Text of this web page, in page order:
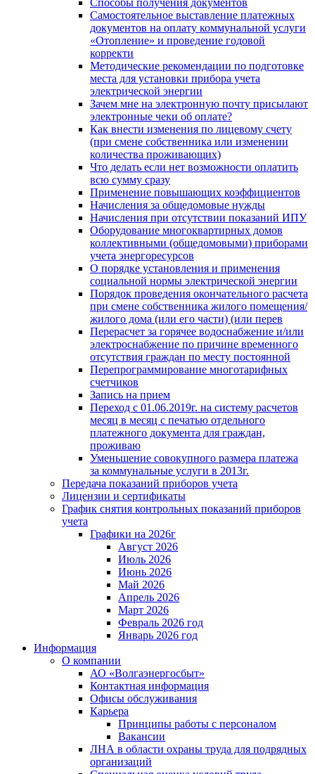
Способы получения документов
Самостоятельное выставление платежных
документов на оплату коммунальной услуги
«Отопление» и проведение годовой
корректи
Методические рекомендации по подготовке
места для установки прибора учета
электрической энергии
Зачем мне на электронную почту присылают
электронные чеки об оплате?
Как внести изменения по лицевому счету
(при смене собственника или изменении
количества проживающих)
Что делать если нет возможности оплатить
всю сумму сразу
Применение повышающих коэффициентов
Начисления за общедомовые нужды
Начисления при отсутствии показаний ИПУ
Оборудование многоквартирных домов
коллективными (общедомовыми) приборами
учета энергоресурсов
О порядке установления и применения
социальной нормы электрической энергии
Порядок проведения окончательного расчета
при смене собственника жилого помещения/
жилого дома (или его части) (или перев
Перерасчет за горячее водоснабжение и/или
электроснабжение по причине временного
отсутствия граждан по месту постоянной
Перепрограммирование многотарифных
счетчиков
Запись на прием
Переход с 01.06.2019г. на систему расчетов
месяц в месяц с печатью отдельного
платежного документа для граждан,
проживаю
Уменьшение совокупного размера платежа
за коммунальные услуги в 2013г.
Передача показаний приборов учета
Лицензии и сертификаты
График снятия контрольных показаний приборов
учета
Графики на 2026г
Август 2026
Июль 2026
Июнь 2026
Май 2026
Апрель 2026
Март 2026
Февраль 2026 год
Январь 2026 год
Информация
О компании
АО «Волгаэнергосбыт»
Контактная информация
Офисы обслуживания
Карьера
Принципы работы с персоналом
Вакансии
ЛНА в области охраны труда для подрядных
организаций